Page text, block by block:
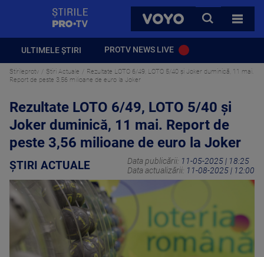
VOYO
CAUTA
TOATE
ULTIMELE ȘTIRI PROTV NEWS LIVE
Stirileprotv Știri Actuale
Rezultate LOTO 6/49, LOTO 5/40 și Joker duminică, 11 mai.
Report de peste 3,56 milioane de euro la Joker
Rezultate LOTO 6/49, LOTO 5/40 și
Joker duminică, 11 mai. Report de
peste 3,56 milioane de euro la Joker
ȘTIRI ACTUALE Data publicării: 11-05-2025 | 18:25
Data actualizării: 11-08-2025 | 12:00